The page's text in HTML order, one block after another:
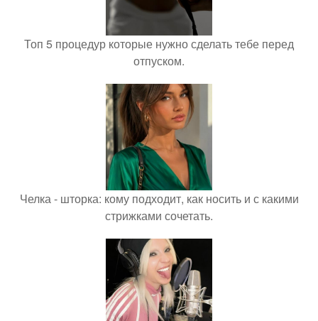
Топ 5 процедур которые нужно сделать тебе перед
отпуском.
Челка - шторка: кому подходит, как носить и с какими
стрижками сочетать.